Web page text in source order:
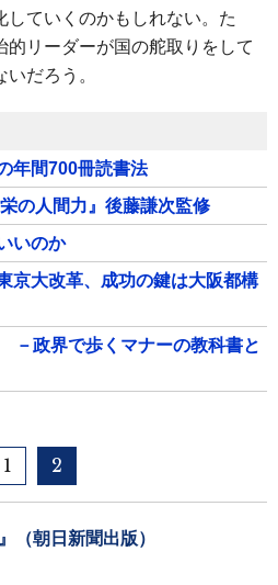
していくのかもしれない。た
的リーダーが国の舵取りをして
だろう。
年間700冊読書法
の人間力』後藤謙次監修
いのか
京大改革、成功の鍵は大阪都構
政界で歩くマナーの教科書と
1 2
（朝日新聞出版）